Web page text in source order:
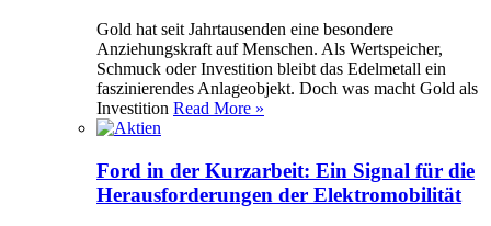
Gold hat seit Jahrtausenden eine besondere
Anziehungskraft auf Menschen. Als Wertspeicher,
Schmuck oder Investition bleibt das Edelmetall ein
faszinierendes Anlageobjekt. Doch was macht Gold als
Investition Read More »
Ford in der Kurzarbeit: Ein Signal für die
Herausforderungen der Elektromobilität